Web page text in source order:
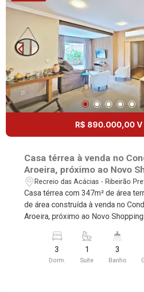
R$ 890.000,00 V
Casa térrea à venda no
Aroeira, próximo ao Novo
Ribeirão Preto/SP.
Recreio das Acácias - Ribeirão
Casa térrea com 347m² de área
de área construída à venda no
Aroeira, próximo ao Novo
as características deste imóvel
Imobiliária selecionou para você: - 347m² de área
terreno e 161m² de área
3
Dorm.
1
Suite
3
Banho